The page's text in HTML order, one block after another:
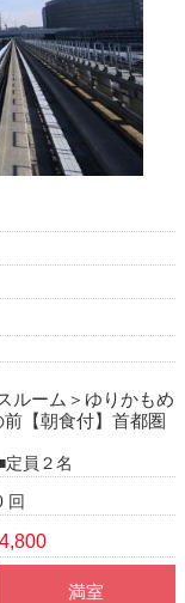
ーム＞ゆりかもめ
【朝食付】首都圏
員２名
回
満室